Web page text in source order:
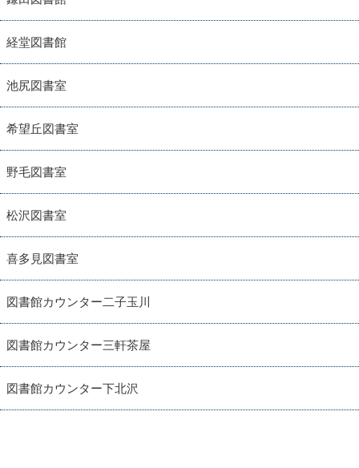
経堂図書館
池尻図書室
希望丘図書室
野毛図書室
松沢図書室
喜多見図書室
図書館カウンター二子玉川
図書館カウンター三軒茶屋
図書館カウンター下北沢